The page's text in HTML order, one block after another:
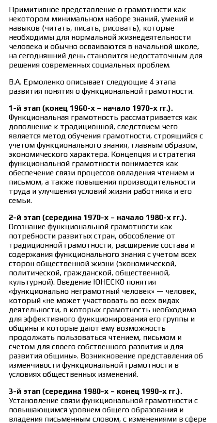
Примитивное представление о грамотности как
некотором минимальном наборе знаний, умений и
навыков (читать, писать, рисовать), которые
необходимы для нормальной жизнедеятельности
человека и обычно осваиваются в начальной школе,
на сегодняшний день становится недостаточным для
решения современных социальных проблем.
В.А. Ермоленко описывает следующие 4 этапа
развития понятия о функциональной грамотности.
1-й этап (конец 1960-х – начало 1970-х гг.).
Функциональная грамотность рассматривается как
дополнение к традиционной, следствием чего
является метод обучения грамотности, строящийся с
учетом функционального знания, главным образом,
экономического характера. Концепция и стратегия
функциональной грамотности понимается как
обеспечение связи процессов овладения чтением и
письмом, а также повышения производительности
труда и улучшения условий жизни работника и его
семьи.
2-й этап (середина 1970-х – начало 1980-х гг.).
Осознание функциональной грамотности как
потребности развитых стран, обособление от
традиционной грамотности, расширение состава и
содержания функционального знания с учетом всех
сторон общественной жизни (экономической,
политической, гражданской, общественной,
культурной). Введение ЮНЕСКО понятия
«функционально неграмотный человек» — человек,
который «не может участвовать во всех видах
деятельности, в которых грамотность необходима
для эффективного функционирования его группы и
общины и которые дают ему возможность
продолжать пользоваться чтением, письмом и
счетом для своего собственного развития и для
развития общины». Возникновение представления об
изменчивости функциональной грамотности в
условиях общественных изменений.
3-й этап (середина 1980-х – конец 1990-х гг.).
Установление связи функциональной грамотности с
повышающимся уровнем общего образования и
владения письменным словом, с изменениями в сфере